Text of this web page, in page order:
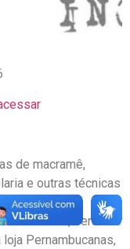
de macramê,
e outras técnicas
no
Ao todo, serão 23
Pernambucanas,